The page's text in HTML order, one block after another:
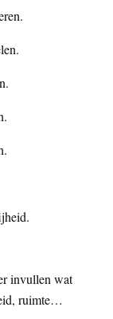
invullen wat
ruimte…